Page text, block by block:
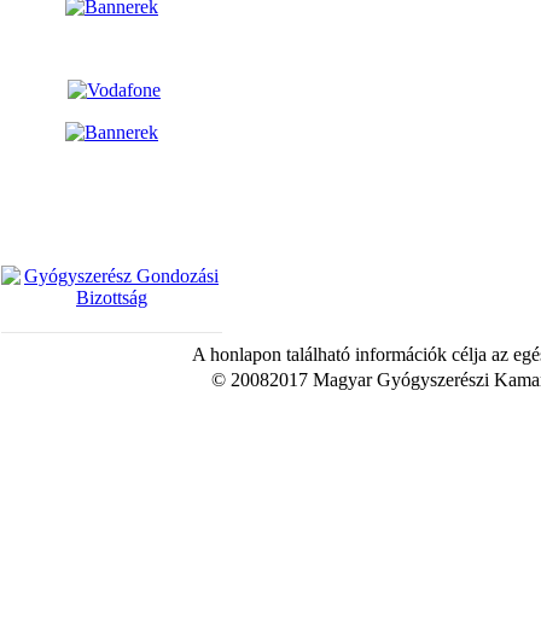
A honlapon található információk célja az
© 20082017 Magyar Gyógyszerészi